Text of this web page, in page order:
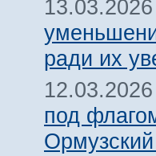
ради их
под